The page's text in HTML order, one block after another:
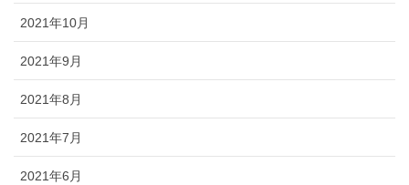
2021年10月
2021年9月
2021年8月
2021年7月
2021年6月